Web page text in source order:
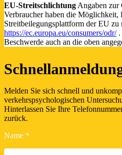
EU-Streitschlichtung Angaben zur
Verbraucher haben die Möglichkeit,
Streitbeilegungsplattform der EU zu
https://ec.europa.eu/consumers/odr/.
Beschwerde auch an die oben
Melden Sie sich schnell und
verkehrspsychologischen
Hinterlassen Sie Ihre
zurück.
Name *